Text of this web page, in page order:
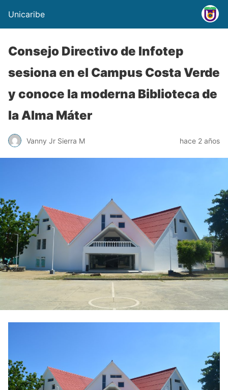
Unicaribe
Consejo Directivo de Infotep
sesiona en el Campus Costa Verde
y conoce la moderna Biblioteca de
la Alma Máter
Vanny Jr Sierra M hace 2 años